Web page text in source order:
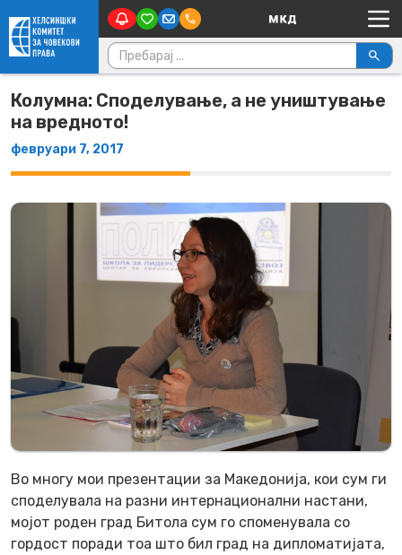
Skip to content Main Navigation
Пребарувај за:
Колумна: Споделување, а не уништување
на вредното!
февруари 7, 2017
Во многу мои презентации за Македонија, кои сум ги
споделувала на разни интернационални настани,
мојот роден град Битола сум го споменувала со
гордост поради тоа што бил град на дипломатијата,